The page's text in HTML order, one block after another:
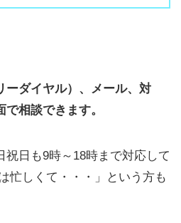
ーダイヤル）、メール、対
相談できます。
祝日も9時～18時まで対応して
忙しくて・・・」という方も